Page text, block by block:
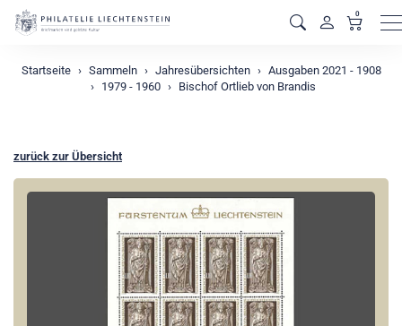
0
Startseite Sammeln Jahresübersichten
Ausgaben 2021 - 1908
1979 - 1960
Bischof Ortlieb von Brandis
zurück zur Übersicht